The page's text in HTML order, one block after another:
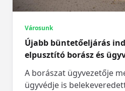
Városunk
Újabb büntetőeljárás
elpusztító borász és
A borászat ügyvezetője
ügyvédje is